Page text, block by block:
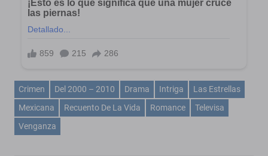
Crimen Del 2000 – 2010 Drama Intriga
Las Estrellas
Mexicana
Recuento De La Vida Romance
Televisa
Venganza